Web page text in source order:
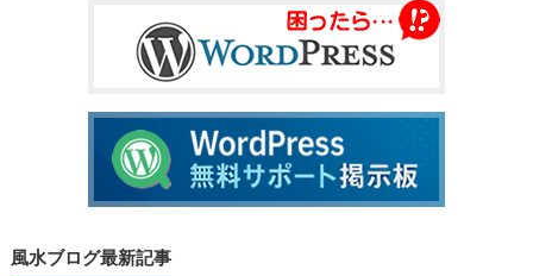
風水ブログ最新記事